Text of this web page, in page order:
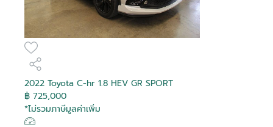
2022 Toyota C-hr 1.8 HEV GR SPORT
฿ 725,000
*ไม่รวมภาษีมูลค่าเพิ่ม